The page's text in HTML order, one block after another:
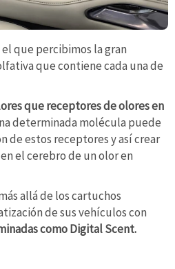
el que percibimos la gran
que contiene cada una de
que receptores de olores en
determinada molécula puede
de estos receptores y así crear
el cerebro de un olor en
allá de los cartuchos
de sus vehículos con
como Digital Scent.